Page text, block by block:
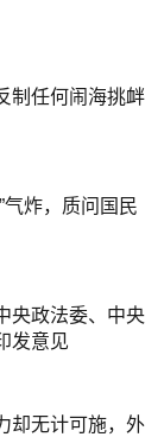
制任何闹海挑衅
气炸，质问国民
央政法委、中央
发意见
却无计可施，外